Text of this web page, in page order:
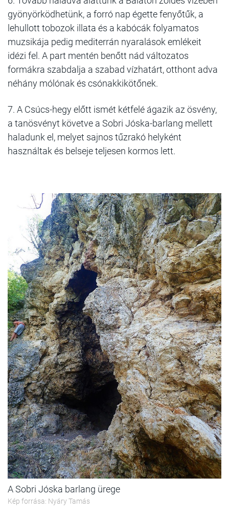
gyönyörködhetünk, a forró nap égette fenyőtűk, a
lehullott tobozok illata és a kabócák folyamatos
muzsikája pedig mediterrán nyaralások emlékeit
idézi fel. A part mentén benőtt nád változatos
formákra szabdalja a szabad vízhatárt, otthont adva
néhány mólónak és csónakkikötőnek.
7. A Csúcs-hegy előtt ismét kétfelé ágazik az ösvény,
a tanösvényt követve a Sobri Jóska-barlang mellett
haladunk el, melyet sajnos tűzrakó helyként
használtak és belseje teljesen kormos lett.
A Sobri Jóska barlang ürege
Kép forrása: Nyáry Tamás